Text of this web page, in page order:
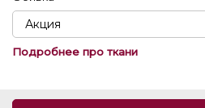
Подробнее про ткани